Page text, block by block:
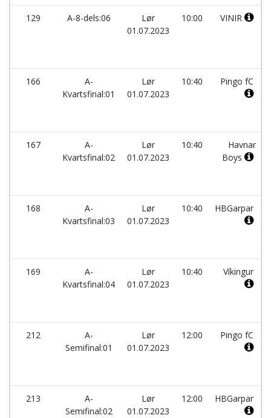
129 A-8-dels:06
Lør
01.07.2023
10:00 VINIR
166
A-
Kvartsfinal:01
Lør
01.07.2023
10:40 Pingo fC
167
A-
Kvartsfinal:02
Lør
01.07.2023
10:40
Havnar
Boys
168
A-
Kvartsfinal:03
Lør
01.07.2023
10:40 HBGarpar
169
A-
Kvartsfinal:04
Lør
01.07.2023
10:40 Víkingur
212
A-
Semifinal:01
Lør
01.07.2023
12:00 Pingo fC
213
A-
Semifinal:02
Lør
01.07.2023
12:00 HBGarpar